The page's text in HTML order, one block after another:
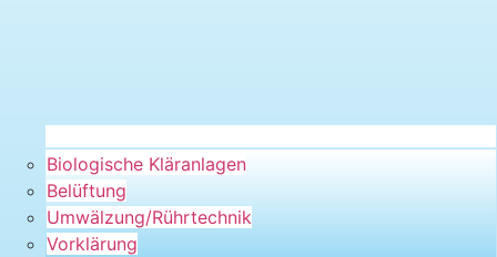
Biologische Kläranlagen
Belüftung
Umwälzung/Rührtechnik
Vorklärung